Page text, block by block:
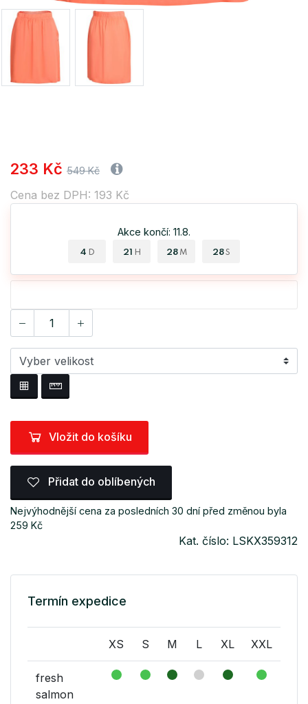
233 Kč 549 Kč
Cena bez DPH: 193 Kč
Akce končí: 11.8.
4 D 21 H 28 M 28 S
Vložit do košíku
Přidat do oblíbených
Nejvýhodnější cena za posledních 30 dní před změnou byla
259 Kč
Kat. číslo: LSKX359312
Termín expedice
XS S M L XL XXL
fresh
salmon